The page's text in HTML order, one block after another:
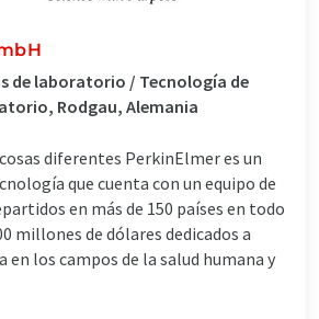
de laboratorio / Tecnología de
Rodgau, Alemania
diferentes PerkinElmer es un
que cuenta con un equipo de
en más de 150 países en todo
millones de dólares dedicados a
en los campos de la salud humana y